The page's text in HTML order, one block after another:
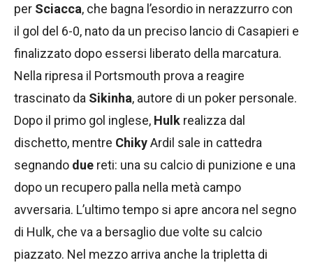
per Sciacca, che bagna l’esordio in nerazzurro con
il gol del 6-0, nato da un preciso lancio di Casapieri e
finalizzato dopo essersi liberato della marcatura.
Nella ripresa il Portsmouth prova a reagire
trascinato da Sikinha, autore di un poker personale.
Dopo il primo gol inglese, Hulk realizza dal
dischetto, mentre ChikyArdil sale in cattedra
segnando due reti: una su calcio di punizione e una
dopo un recupero palla nella metà campo
avversaria. L’ultimo tempo si apre ancora nel segno
di Hulk, che va a bersaglio due volte su calcio
piazzato. Nel mezzo arriva anche la tripletta di